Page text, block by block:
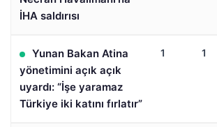
İHA saldırısı
Yunan Bakan Atina
yönetimini açık açık
uyardı: “İşe yaramaz
Türkiye iki katını fırlatır”
1 1